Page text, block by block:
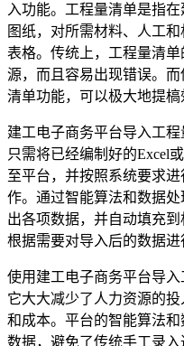
入功能。工程量清单是指
图纸，对所需材料、人工
表格。传统上，工程量清
源，而且容易出现错误。
清单功能，可以极大地提槁
建工电子商务平台导入工
只需将已经编制好的Excel
至平台，并按照系统要求
作。通过智能算法和数据
出各项数据，并自动填充
根据需要对导入后的数据进
使用建工电子商务平台导入
它大大减少了人力资源的
和成本。平台的智能算法
数据，避免了传统手工录